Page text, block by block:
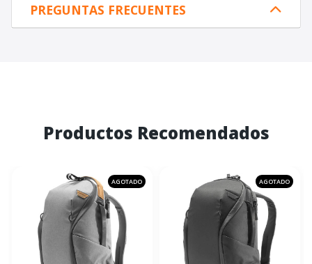
PREGUNTAS FRECUENTES
Productos Recomendados
AGOTADO AGOTADO